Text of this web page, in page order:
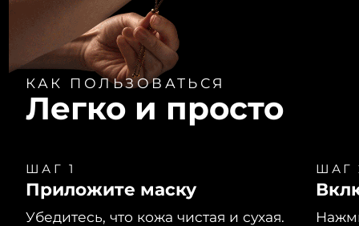
КАК ПОЛЬЗОВАТЬСЯ
Легко и просто
ШАГ 1
Приложите маску
Убедитесь, что кожа чистая и сухая.
ШАГ